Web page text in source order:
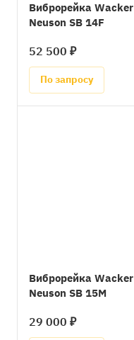
Виброрейка Wacker
Neuson SB 14F
52 500 ₽
По запросу
Виброрейка Wacker
Neuson SB 15М
29 000 ₽